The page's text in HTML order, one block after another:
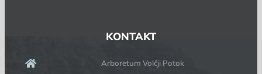
KONTAKT
Arboretum Volčji Potok